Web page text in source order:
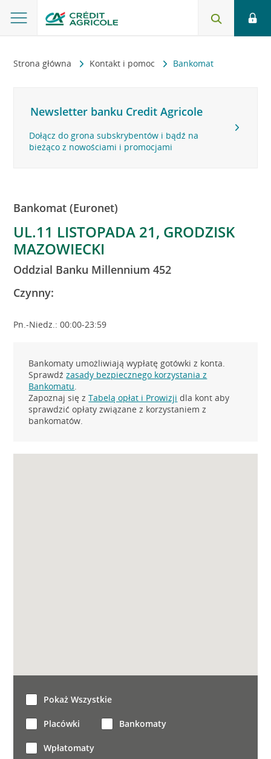
Strona główna Kontakt i pomoc Bankomat
Newsletter banku Credit Agricole
Dołącz do grona subskrybentów i bądź na
bieżąco z nowościami i promocjami
Bankomat (Euronet)
UL.11 LISTOPADA 21, GRODZISK
MAZOWIECKI
Oddzial Banku Millennium 452
Czynny:
Pn.-Niedz.: 00:00-23:59
Bankomaty umożliwiają wypłatę gotówki z konta.
Sprawdźzasady bezpiecznego korzystania z
Bankomatu.
Zapoznaj się zTabelą opłat i Prowizji dla kont aby
sprawdzić opłaty związane z korzystaniem z
bankomatów.
Pokaż Wszystkie
Placówki Bankomaty
Wpłatomaty